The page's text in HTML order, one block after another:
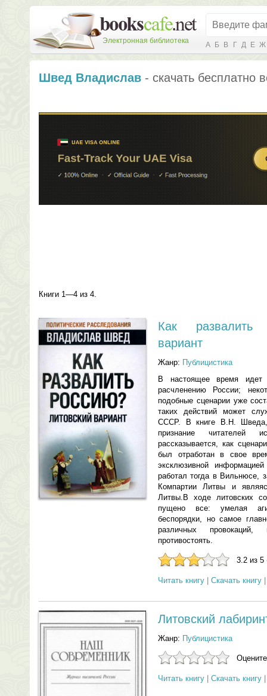
Электронная библиотека А Б В Г Д Е Ж
Швед Владислав - скачать бесплатно
Книги 1—4 из 4.
Как развалить
вариант
Жанр: Публицистика
В настоящее время идет
расчленению России;
подобные сценарии уже
таких действий может
СССР. В книге В.Н. Шведа,
признание читателей
рассказывается, как
был отработан в свое
эксклюзивной
работал тогда в Вильнюсе,
Компартии Литвы и
Литвы.В ходе литовских
пущено все: умелая
беспорядки, но самое
различных
противостоять.
3.2 из 5
Читать книгу Скачать книгу
Литовский
Жанр: Публицистика
Читать книгу Скачать книгу